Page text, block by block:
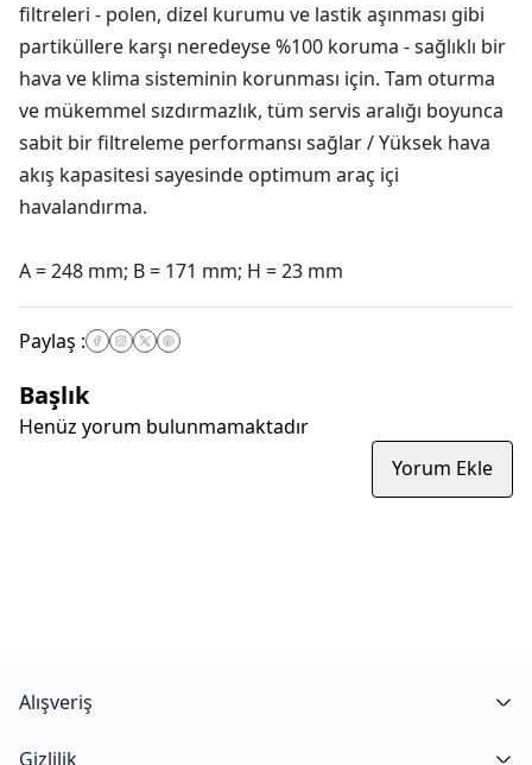
filtreleri - polen, dizel kurumu ve lastik aşınması gibi
partiküllere karşı neredeyse %100 koruma - sağlıklı bir
hava ve klima sisteminin korunması için. Tam oturma
ve mükemmel sızdırmazlık, tüm servis aralığı boyunca
sabit bir filtreleme performansı sağlar / Yüksek hava
akış kapasitesi sayesinde optimum araç içi
havalandırma.
A = 248 mm; B = 171 mm; H = 23 mm
Paylaş :
Başlık
Henüz yorum bulunmamaktadır
Yorum Ekle
Alışveriş
Gizlilik